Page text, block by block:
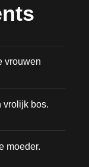
vrouwen
vrolijk bos.
moeder.